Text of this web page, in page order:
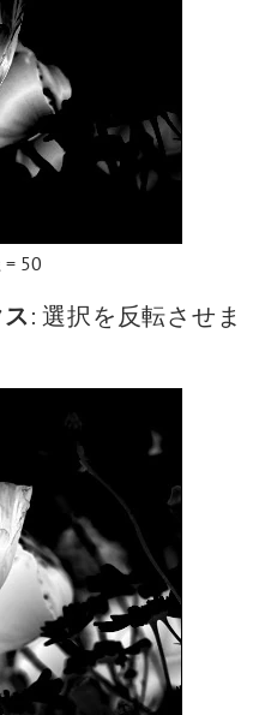
= 50
: 選択を反転させま